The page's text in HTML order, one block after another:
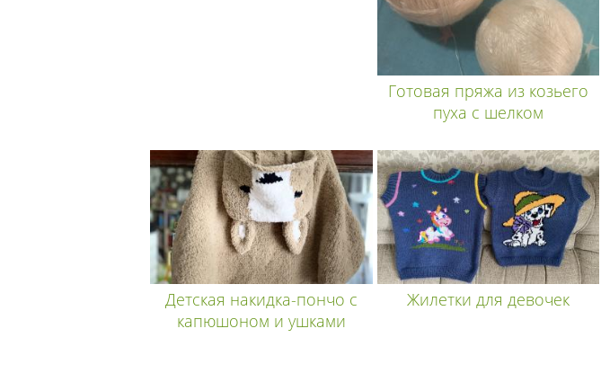
Готовая пряжа из козьего
пуха с шелком
Детская накидка-пончо с
капюшоном и ушками
Жилетки для девочек